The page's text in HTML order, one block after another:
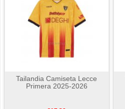
Tailandia Camiseta Lecce
Primera 2025-2026